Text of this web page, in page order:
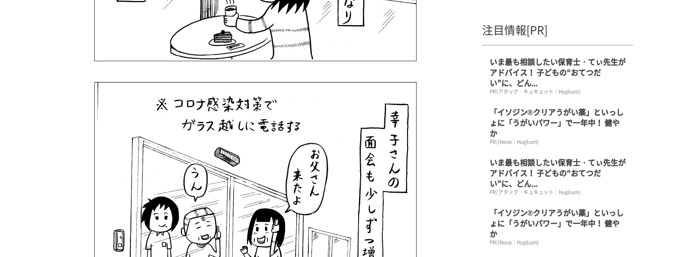
注目情報[PR]
いま最も相談したい保育士・てぃ先生が
アドバイス！ 子どもの“おてつだ
い”に、どん...
PR(アタック・キュキュット｜Hugkum)
「イソジン®クリアうがい薬」といっし
ょに「うがいパワー」で一年中！ 健や
か
PR(iNova｜Hugkum)
いま最も相談したい保育士・てぃ先生が
アドバイス！ 子どもの“おてつだ
い”に、どん...
PR(アタック・キュキュット｜Hugkum)
「イソジン®クリアうがい薬」といっし
ょに「うがいパワー」で一年中！ 健や
か
PR(iNova｜Hugkum)